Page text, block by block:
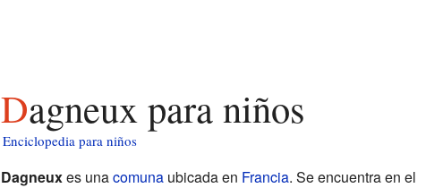
Dagneux para niños
Enciclopedia para niños
Dagneuxes unacomunaubicada en Francia. Se encuentra en el